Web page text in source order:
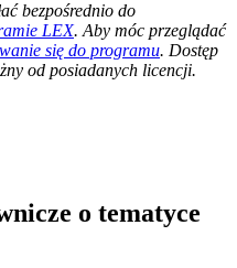
bezpośrednio do
LEX. Aby móc przeglądać
się do programu. Dostęp
od posiadanych licencji.
o tematyce